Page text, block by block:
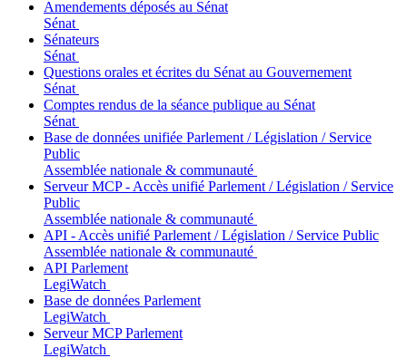
Amendements déposés au Sénat
Sénat
Sénateurs
Sénat
Questions orales et écrites du Sénat au Gouvernement
Sénat
Comptes rendus de la séance publique au Sénat
Sénat
Base de données unifiée Parlement / Législation / Service
Public
Assemblée nationale & communauté
Serveur MCP - Accès unifié Parlement / Législation / Service
Public
Assemblée nationale & communauté
API - Accès unifié Parlement / Législation / Service Public
Assemblée nationale & communauté
API Parlement
LegiWatch
Base de données Parlement
LegiWatch
Serveur MCP Parlement
LegiWatch